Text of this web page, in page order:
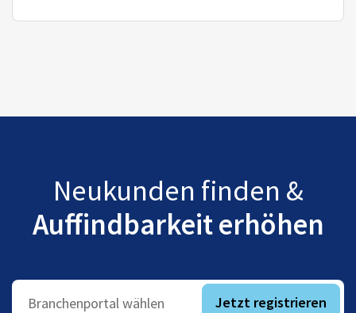
Neukunden finden &
Auffindbarkeit erhöhen
Branchenportal wählen Jetzt registrieren